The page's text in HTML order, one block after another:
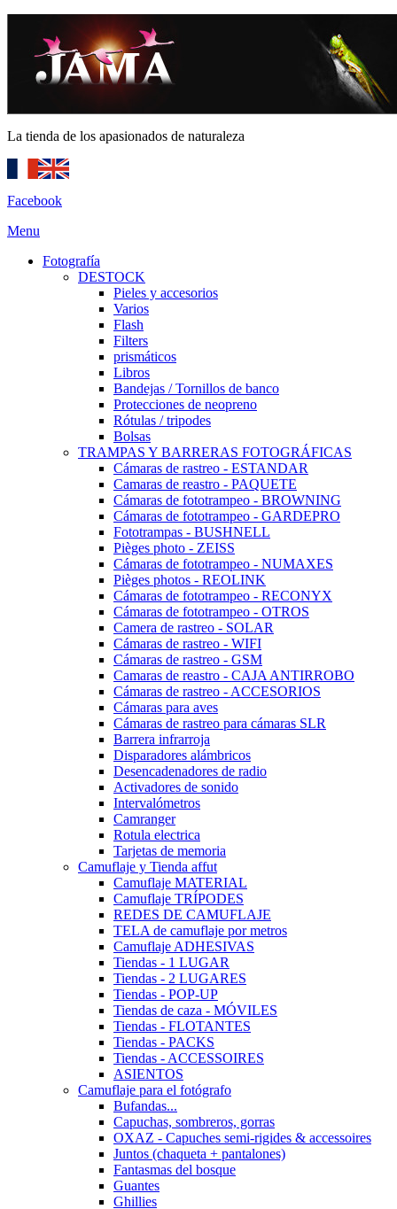
La tienda de los apasionados de naturaleza
Facebook
Menu
Fotografía
DESTOCK
Pieles y accesorios
Varios
Flash
Filters
prismáticos
Libros
Bandejas / Tornillos de banco
Protecciones de neopreno
Rótulas / tripodes
Bolsas
TRAMPAS Y BARRERAS FOTOGRÁFICAS
Cámaras de rastreo - ESTANDAR
Camaras de reastro - PAQUETE
Cámaras de fototrampeo - BROWNING
Cámaras de fototrampeo - GARDEPRO
Fototrampas - BUSHNELL
Pièges photo - ZEISS
Cámaras de fototrampeo - NUMAXES
Pièges photos - REOLINK
Cámaras de fototrampeo - RECONYX
Cámaras de fototrampeo - OTROS
Camera de rastreo - SOLAR
Cámaras de rastreo - WIFI
Cámaras de rastreo - GSM
Camaras de reastro - CAJA ANTIRROBO
Cámaras de rastreo - ACCESORIOS
Cámaras para aves
Cámaras de rastreo para cámaras SLR
Barrera infrarroja
Disparadores alámbricos
Desencadenadores de radio
Activadores de sonido
Intervalómetros
Camranger
Rotula electrica
Tarjetas de memoria
Camuflaje y Tienda affut
Camuflaje MATERIAL
Camuflaje TRÍPODES
REDES DE CAMUFLAJE
TELA de camuflaje por metros
Camuflaje ADHESIVAS
Tiendas - 1 LUGAR
Tiendas - 2 LUGARES
Tiendas - POP-UP
Tiendas de caza - MÓVILES
Tiendas - FLOTANTES
Tiendas - PACKS
Tiendas - ACCESSOIRES
ASIENTOS
Camuflaje para el fotógrafo
Bufandas...
Capuchas, sombreros, gorras
OXAZ - Capuches semi-rigides & accessoires
Juntos (chaqueta + pantalones)
Fantasmas del bosque
Guantes
Ghillies